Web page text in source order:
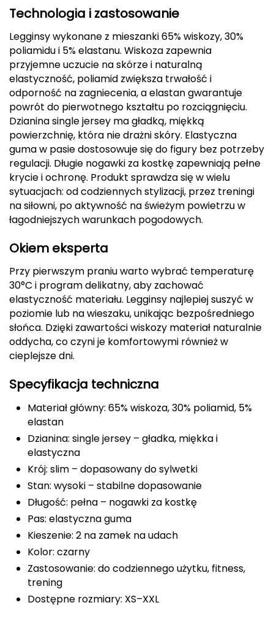
Deuter
Dolomite
E
EISBAR
ENERO
ENERO CAMP
ENERO PRO
Elmer by Swany
Extremities
F
FASHY
Fjord Nansen
G
Gear Aid
Gerber
Giant Dragon
Gilmonte
Grand Trunk
Granger's
Technologia i zastosowanie
Legginsy wykonane z mieszanki 65% wiskozy, 30%
poliamidu i 5% elastanu. Wiskoza zapewnia
przyjemne uczucie na skórze i naturalną
elastyczność, poliamid zwiększa trwałość i
odporność na zagniecenia, a elastan gwarantuje
powrót do pierwotnego kształtu po rozciągnięciu.
Dzianina single jersey ma gładką, miękką
powierzchnię, która nie drażni skóry. Elastyczna
guma w pasie dostosowuje się do figury bez potrzeby
regulacji. Długie nogawki za kostkę zapewniają pełne
krycie i ochronę. Produkt sprawdza się w wielu
sytuacjach: od codziennych stylizacji, przez treningi
na siłowni, po aktywność na świeżym powietrzu w
łagodniejszych warunkach pogodowych.
Okiem eksperta
Przy pierwszym praniu warto wybrać temperaturę
30°C i program delikatny, aby zachować
elastyczność materiału. Legginsy najlepiej suszyć w
poziomie lub na wieszaku, unikając bezpośredniego
słońca. Dzięki zawartości wiskozy materiał naturalnie
oddycha, co czyni je komfortowymi również w
cieplejsze dni.
Specyfikacja techniczna
Materiał główny: 65% wiskoza, 30% poliamid, 5%
elastan
Dzianina: single jersey – gładka, miękka i
elastyczna
Krój: slim – dopasowany do sylwetki
Stan: wysoki – stabilne dopasowanie
Długość: pełna – nogawki za kostkę
Pas: elastyczna guma
Kieszenie: 2 na zamek na udach
Kolor: czarny
Zastosowanie: do codziennego użytku, fitness,
trening
Dostępne rozmiary: XS–XXL